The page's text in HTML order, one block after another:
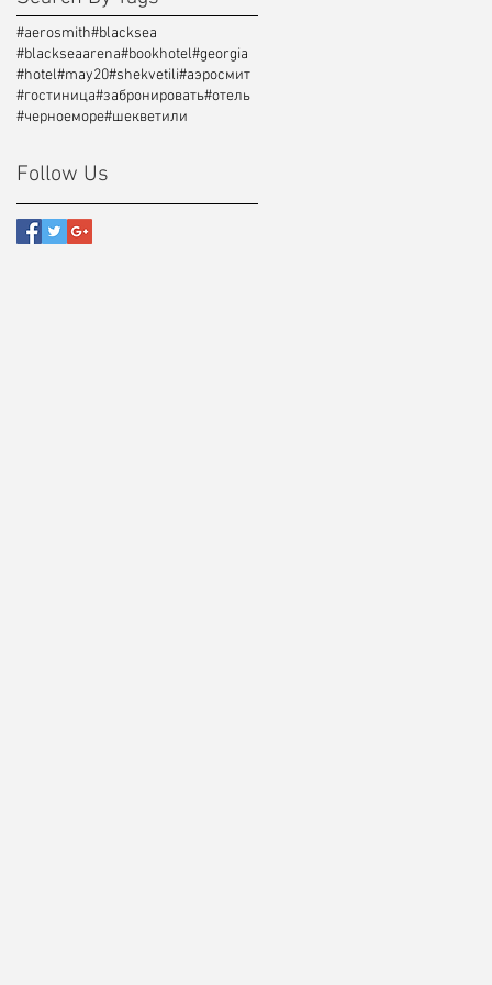
#aerosmith#blacksea
#blackseaarena#bookhotel#georgia
#hotel#may20#shekvetili#аэросмит
#гостиница#забронировать#отель
#черноеморе#шекветили
Follow Us